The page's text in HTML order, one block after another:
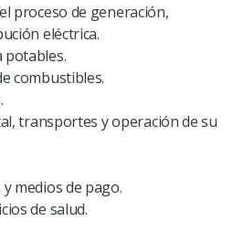
proceso de generación,
eléctrica.
potables.
combustibles.
transportes y operación de su
medios de pago.
de salud.